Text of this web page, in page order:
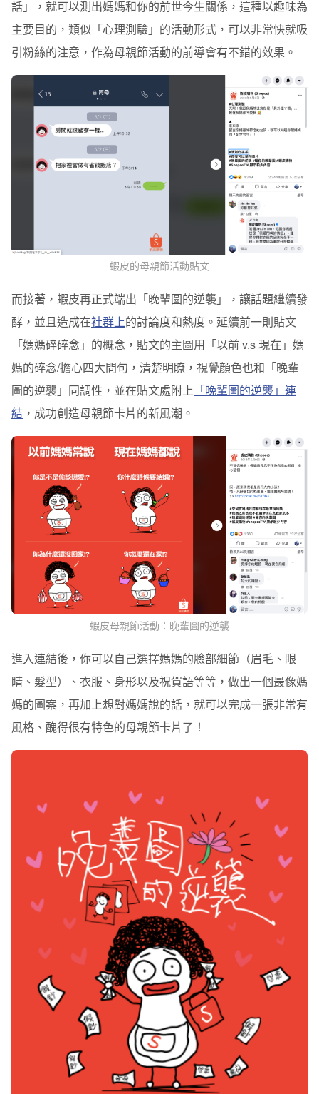
話」，就可以測出媽媽和你的前世今生關係，這種以趣味為
主要目的，類似「心理測驗」的活動形式，可以非常快就吸
引粉絲的注意，作為母親節活動的前導會有不錯的效果。
蝦皮的母親節活動貼文
而接著，蝦皮再正式端出「晚輩圖的逆襲」，讓話題繼續發
酵，並且造成在社群上的討論度和熱度。延續前一則貼文
「媽媽碎碎念」的概念，貼文的主圖用「以前 v.s 現在」媽
媽的碎念/擔心四大問句，清楚明瞭，視覺顏色也和「晚輩
圖的逆襲」同調性，並在貼文處附上 「晚輩圖的逆襲」連
結 ，成功創造母親節卡片的新風潮。
蝦皮母親節活動：晚輩圖的逆襲
進入連結後，你可以自己選擇媽媽的臉部細節（眉毛、眼
睛、髮型）、衣服、身形以及祝賀語等等，做出一個最像媽
媽的圖案，再加上想對媽媽說的話，就可以完成一張非常有
風格、醜得很有特色的母親節卡片了！